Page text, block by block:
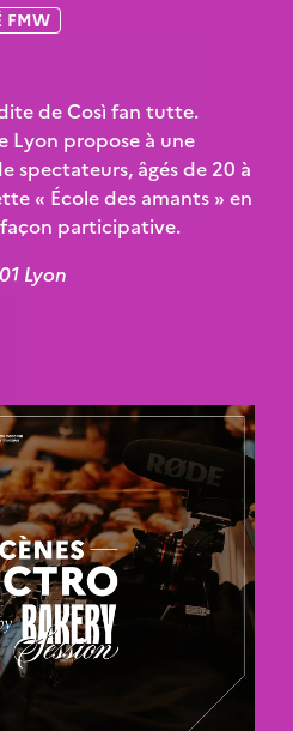
FMW
de Così fan tutte.
Lyon propose à une
spectateurs, âgés de 20 à
« École des amants » en
participative.
Lyon